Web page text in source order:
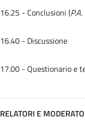
16.25 - Conclusioni (
16.40 - Discussione
17.00 - Questionario e
RELATORI E